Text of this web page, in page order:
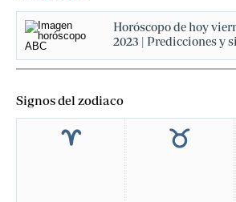
Horóscopo de hoy
2023 | Predicciones y
Signos del zodiaco